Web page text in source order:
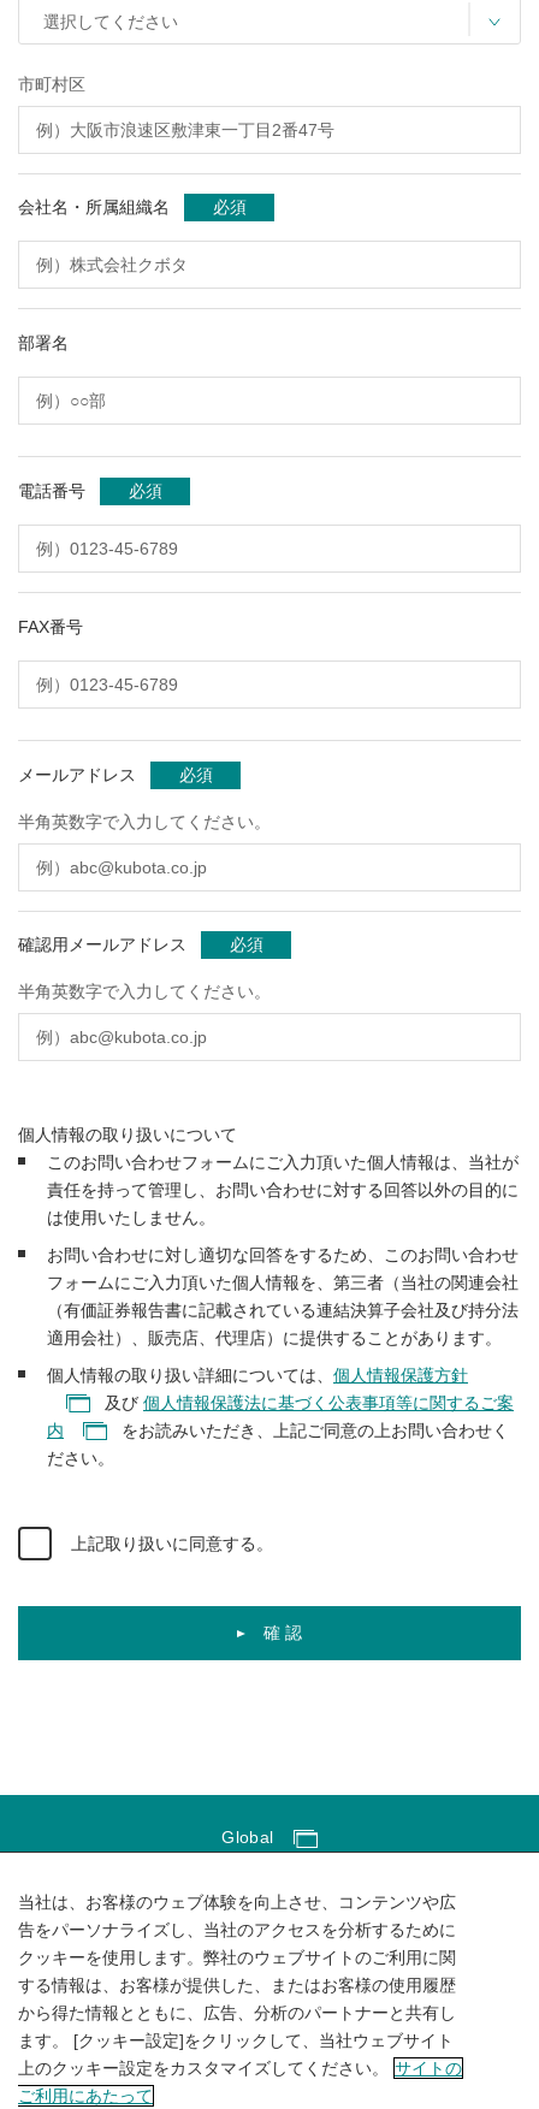
市町村区
会社名・所属組織名 必須
部署名
電話番号 必須
FAX番号
メールアドレス 必須
半角英数字で入力してください。
確認用メールアドレス 必須
半角英数字で入力してください。
個人情報の取り扱いについて
このお問い合わせフォームにご入力頂いた個人情報は、当社が
責任を持って管理し、お問い合わせに対する回答以外の目的に
は使用いたしません。
お問い合わせに対し適切な回答をするため、このお問い合わせ
フォームにご入力頂いた個人情報を、第三者（当社の関連会社
（有価証券報告書に記載されている連結決算子会社及び持分法
適用会社）、販売店、代理店）に提供することがあります。
個人情報の取り扱い詳細については、 個人情報保護方針
及び 個人情報保護法に基づく公表事項等に関するご案
内
をお読みいただき、上記ご同意の上お問い合わせく
ださい。
上記取り扱いに同意する。
確 認
Global
サイトのご利用にあたって
ソーシャルメディアポリシー
個人情報保護方針
サイトマップ
当社は、お客様のウェブ体験を向上させ、コンテンツや広
告をパーソナライズし、当社のアクセスを分析するために
クッキーを使用します。弊社のウェブサイトのご利用に関
する情報は、お客様が提供した、またはお客様の使用履歴
から得た情報とともに、広告、分析のパートナーと共有し
ます。 [クッキー設定]をクリックして、当社ウェブサイト
上のクッキー設定をカスタマイズしてください。
サイトの
ご利用にあたって